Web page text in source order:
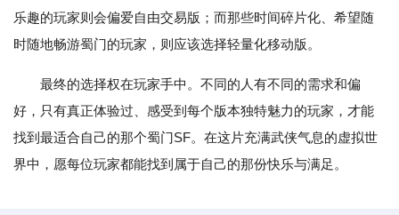
乐趣的玩家则会偏爱自由交易版；而那些时间碎片化、希望随
时随地畅游蜀门的玩家，则应该选择轻量化移动版。
最终的选择权在玩家手中。不同的人有不同的需求和偏
好，只有真正体验过、感受到每个版本独特魅力的玩家，才能
找到最适合自己的那个蜀门SF。在这片充满武侠气息的虚拟世
界中，愿每位玩家都能找到属于自己的那份快乐与满足。